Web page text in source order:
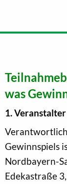
was
1. Veranstalter
Gewinnspiels
Nordbayern-
Edekastraße